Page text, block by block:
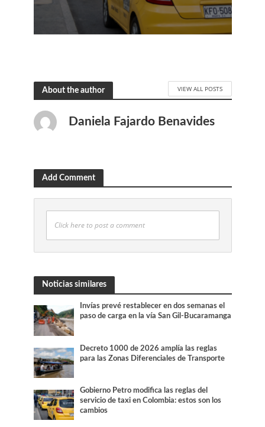
About the author VIEW ALL POSTS
Daniela Fajardo Benavides
Add Comment
Click here to post a comment
Noticias similares
Invías prevé restablecer en dos semanas el
paso de carga en la vía San Gil-Bucaramanga
Decreto 1000 de 2026 amplía las reglas
para las Zonas Diferenciales de Transporte
Gobierno Petro modifica las reglas del
servicio de taxi en Colombia: estos son los
cambios